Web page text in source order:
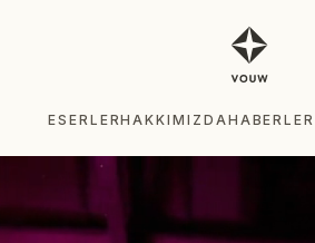
ESERLERHAKKIMIZDAHABERLER